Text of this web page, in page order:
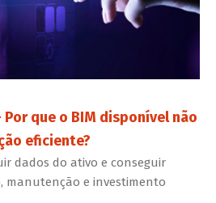
que o BIM disponível não
eficiente?
dados do ativo e conseguir
manutenção e investimento